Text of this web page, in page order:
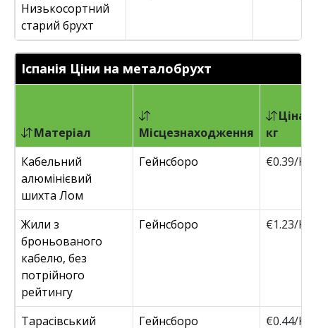
Низькосортний
старий брухт
Іспанія Ціни на металобрухт
Матеріал Місцезнаходження
Ціна/
кг
Кабельний
алюмінієвий
шихта Лом
Гейнсборо €0.39/Kg
Жили з
броньованого
кабелю, без
потрійного
рейтингу
Гейнсборо €1.23/Kg
Тарасівський
Гейнсборо €0.44/Kg